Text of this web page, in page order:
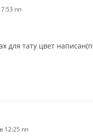
пп
для тату цвет
12:25 пп